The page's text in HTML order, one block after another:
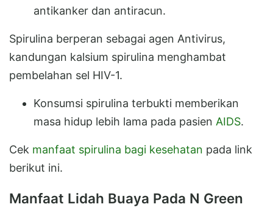
antikanker dan antiracun.
Spirulina berperan sebagai agen Antivirus,
kandungan kalsium spirulina menghambat
pembelahan sel HIV-1.
Konsumsi spirulina terbukti memberikan
masa hidup lebih lama pada pasien AIDS.
Cek manfaat spirulina bagi kesehatan pada link
berikut ini.
Manfaat Lidah Buaya Pada N Green